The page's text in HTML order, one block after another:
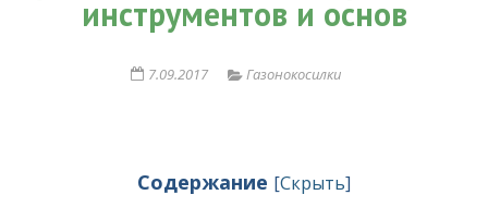
инструментов и основ
7.09.2017 Газонокосилки
Содержание [Скрыть]